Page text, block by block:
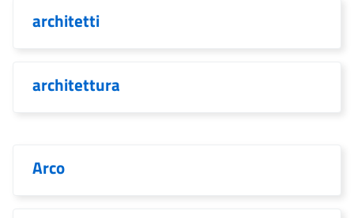
architetti
architettura
Arco